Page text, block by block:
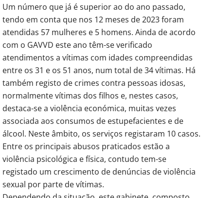
Um número que já é superior ao do ano passado,
tendo em conta que nos 12 meses de 2023 foram
atendidas 57 mulheres e 5 homens. Ainda de acordo
com o GAVVD este ano têm-se verificado
atendimentos a vítimas com idades compreendidas
entre os 31 e os 51 anos, num total de 34 vítimas. Há
também registo de crimes contra pessoas idosas,
normalmente vítimas dos filhos e, nestes casos,
destaca-se a violência económica, muitas vezes
associada aos consumos de estupefacientes e de
álcool. Neste âmbito, os serviços registaram 10 casos.
Entre os principais abusos praticados estão a
violência psicológica e física, contudo tem-se
registado um crescimento de denúncias de violência
sexual por parte de vítimas.